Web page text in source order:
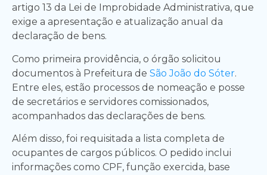
artigo 13 da Lei de Improbidade Administrativa, que
exige a apresentação e atualização anual da
declaração de bens.
Como primeira providência, o órgão solicitou
documentos à Prefeitura de São João do Sóter.
Entre eles, estão processos de nomeação e posse
de secretários e servidores comissionados,
acompanhados das declarações de bens.
Além disso, foi requisitada a lista completa de
ocupantes de cargos públicos. O pedido inclui
informações como CPF, função exercida, base